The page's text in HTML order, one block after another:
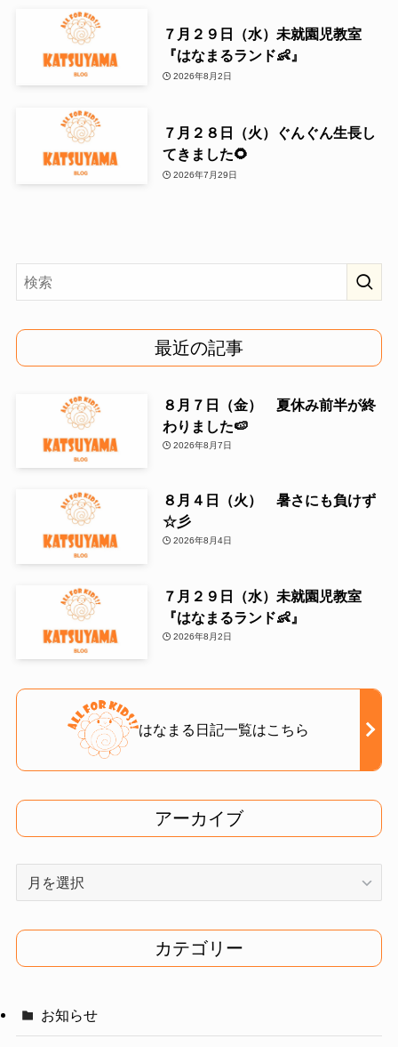
７月２９日（水）未就園児教室
『はなまるランド👶』
2026年8月2日
７月２８日（火）ぐんぐん生長し
てきました🌻
2026年7月29日
最近の記事
８月７日（金） 夏休み前半が終
わりました🍉
2026年8月7日
８月４日（火） 暑さにも負けず
☆彡
2026年8月4日
７月２９日（水）未就園児教室
『はなまるランド👶』
2026年8月2日
はなまる日記一覧はこちら
アーカイブ
イ
ブ
カテゴリー
お知らせ